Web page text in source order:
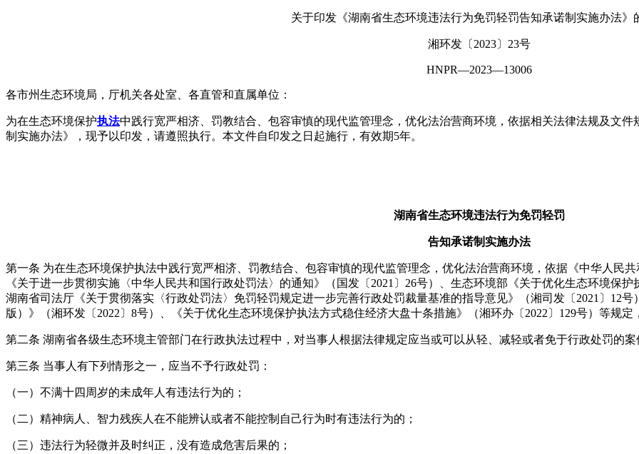
关于印发《湖南省生态环境违法行为免罚轻罚告知承诺制实施办法》
湘环发〔2023〕23号
HNPR—2023—13006
各市州生态环境局，厅机关各处室、各直管和直属单位：
为在生态环境保护执法中践行宽严相济、罚教结合、包容审慎的现代监管理念，优化法治营商环境，依据相关法律法规及文
制实施办法》，现予以印发，请遵照执行。本文件自印发之日起施行，有效期5年。
湖南省生态环境违法行为免罚轻罚
告知承诺制实施办法
第一条 为在生态环境保护执法中践行宽严相济、罚教结合、包容审慎的现代监管理念，优化法治营商环境，依据《中华人民
《关于进一步贯彻实施〈中华人民共和国行政处罚法〉的通知》（国发〔2021〕26号）、生态环境部《关于优化生态环境保
湖南省司法厅《关于贯彻落实〈行政处罚法〉免罚轻罚规定进一步完善行政处罚裁量基准的指导意见》（湘司发〔2021〕12
版）》（湘环发〔2022〕8号）、《关于优化生态环境保护执法方式稳住经济大盘十条措施》（湘环办〔2022〕129号）等规
第二条 湖南省各级生态环境主管部门在行政执法过程中，对当事人根据法律规定应当或可以从轻、减轻或者免于行政处罚的
第三条 当事人有下列情形之一，应当不予行政处罚：
（一）不满十四周岁的未成年人有违法行为的；
（二）精神病人、智力残疾人在不能辨认或者不能控制自己行为时有违法行为的；
（三）违法行为轻微并及时纠正，没有造成危害后果的；